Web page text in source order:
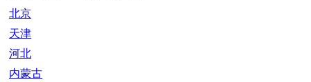
北京
天津
河北
内蒙古